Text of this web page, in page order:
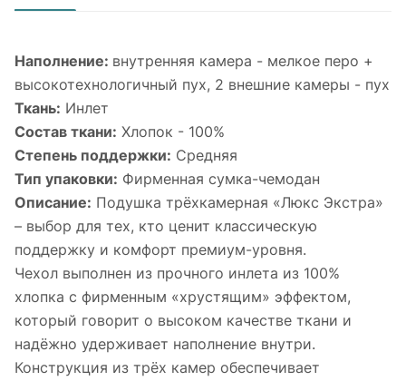
Наполнение: внутренняя камера - мелкое перо +
высокотехнологичный пух, 2 внешние камеры - пух
Ткань: Инлет
Состав ткани: Хлопок - 100%
Степень поддержки: Средняя
Тип упаковки: Фирменная сумка-чемодан
Описание: Подушка трёхкамерная «Люкс Экстра»
– выбор для тех, кто ценит классическую
поддержку и комфорт премиум-уровня.
Чехол выполнен из прочного инлета из 100%
хлопка с фирменным «хрустящим» эффектом,
который говорит о высоком качестве ткани и
надёжно удерживает наполнение внутри.
Конструкция из трёх камер обеспечивает